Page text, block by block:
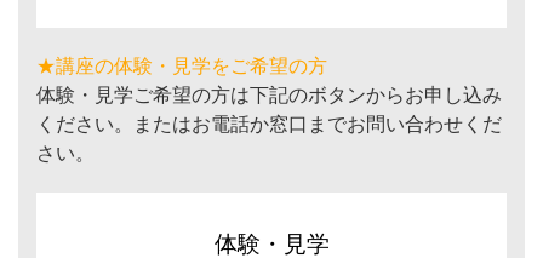
★講座の体験・見学をご希望の方
体験・見学ご希望の方は下記のボタンからお申し込み
ください。またはお電話か窓口までお問い合わせくだ
さい。
体験・見学